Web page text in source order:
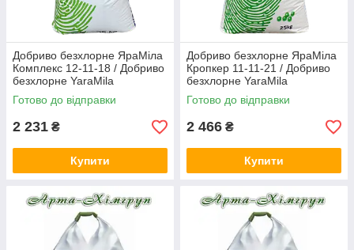
Добриво безхлорне ЯраМіла
Комплекс 12-11-18 / Добриво
безхлорне YaraMila
COMPLEX 12-11-18(25 кг)
Готово до відправки
2 231 ₴
Купити
Добриво безхлорне ЯраМіла
Кропкер 11-11-21 / Добриво
безхлорне YaraMila
CROPCARE 11-11-21 (25 кг)
Готово до відправки
2 466 ₴
Купити